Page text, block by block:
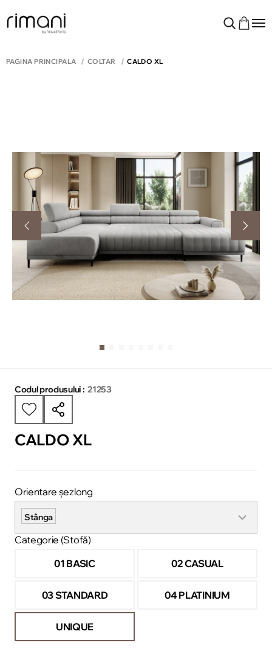
PAGINA PRINCIPALĂ COLTAR CALDO XL
Codul produsului : 21253
CALDO XL
Orientare șezlong
Stânga
Categorie (Stofă)
01 BASIC
02 CASUAL
03 STANDARD 04 PLATINIUM
UNIQUE